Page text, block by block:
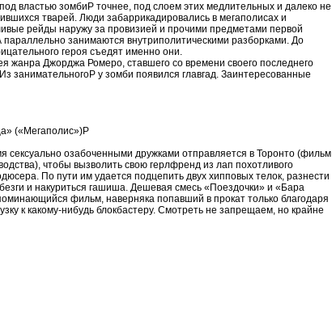
властью зомбиP точнее, под слоем этих медлительных и далеко не
тварей. Люди забаррикадировались в мегаполисах и
рейды наружу за провизией и прочими предметами первой
занимаются внутриполитическими разборками. До
героя съедят именно они.
жанра Джорджа Ромеро, ставшего со времени своего последнего
занимательногоP у зомби появился главгад. Заинтересованные
(«Мегаполис»)P
сексуально озабоченными дружками отправляется в Торонто (фильм
чтобы вызволить свою герлфренд из лап похотливого
По пути им удается подцепить двух хипповых телок, разнести
и накуриться гашиша. Дешевая смесь «Поездочки» и «Бара
фильм, наверняка попавший в прокат только благодаря
к какому-нибудь блокбастеру. Смотреть не запрещаем, но крайне